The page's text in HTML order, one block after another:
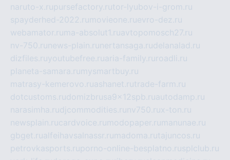
naruto-x.rupursefactory.rutor-lyubov-i-grom.ru
spayderhed-2022.ru movieone.ruevro-dez.ru
webamator.ru ma-absolut1.ruavtopomosch27.ru
nv-750.ru news-plain.ru nertansaga.rudelanalad.ru
dizfiles.ruyoutubefree.ruaria-family.ru roadli.ru
planeta-samara.ru mysmartbuy.ru
matrasy-kemerovo.ruashanet.rutrade-farm.ru
dotcustoms.rudomizbrusa9x12spb.ruautodamp.ru
narasimha.rudjcommodities.ru nv750.rux-ton.ru
newsplain.rucardvoice.ru modopaper.ru manunae.ru
gbget.rualfeihavsalnassr.ru madoma.rutajuncos.ru
petrovkasports.ruporno-online-besplatno.rusplclub.ru